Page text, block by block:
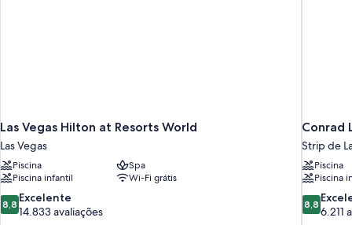
Las Vegas Hilton at Resorts World
Las Vegas
Piscina
Spa
Piscina infantil
Wi-Fi grátis
8.8
de
8,8 Excelente
14.833 avaliações
Conrad
Strip de
Piscina
Piscina
8.8
de
8,8
6.211